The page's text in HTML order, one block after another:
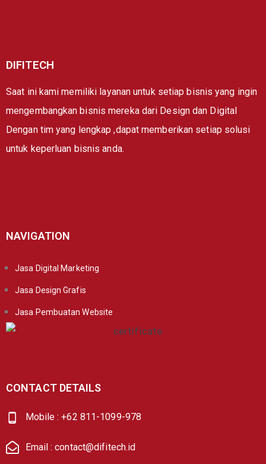
DIFITECH
Saat ini kami memiliki layanan untuk setiap bisnis yang ingin
mengembangkan bisnis mereka dari Design dan Digital
Dengan tim yang lengkap ,dapat memberikan setiap solusi
untuk keperluan bisnis anda.
NAVIGATION
Jasa Digital Marketing
Jasa Design Grafis
Jasa Pembuatan Website
CONTACT DETAILS
Mobile : +62 811-1099-978
Email : contact@difitech.id